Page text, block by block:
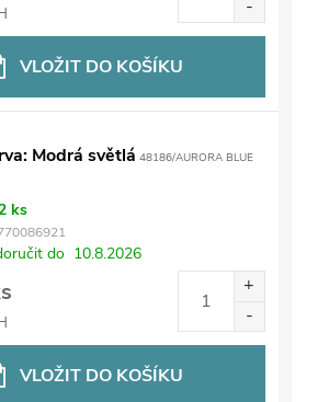
VLOŽIT DO KOŠÍKU
Modrá světlá 48186/AURORA BLUE
2 ks
do 10.8.2026
VLOŽIT DO KOŠÍKU